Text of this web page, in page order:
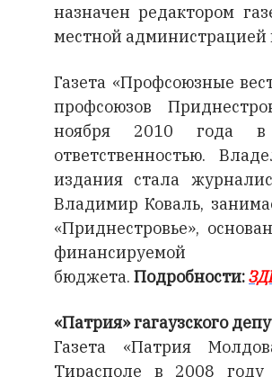
назначен редактором
местной администрацией
Газета «Профсоюзные
профсоюзов
ноября 2010 года в
ответственностью.
издания стала
Владимир Коваль,
«Приднестровье»,
финансируемой
бюджета. Подробности:
«Патрия» гагаузского
Газета «Патрия
Тирасполе в 2008